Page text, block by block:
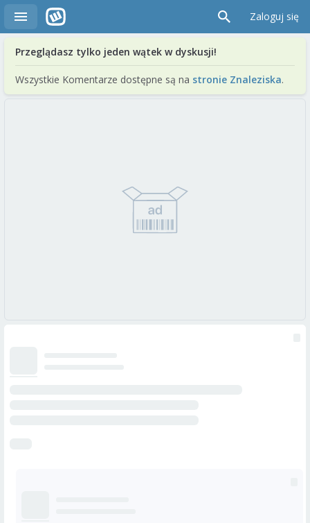
Zaloguj się
Przeglądasz tylko jeden wątek w dyskusji!
Wszystkie Komentarze dostępne są na stronie Znaleziska.